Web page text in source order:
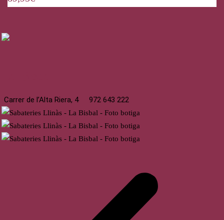
Carrer de l’Alta Riera, 4 972 643 222